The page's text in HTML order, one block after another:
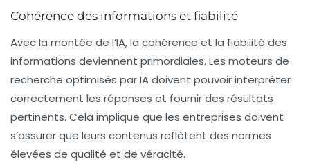
Cohérence des informations et fiabilité
Avec la montée de l’IA, la cohérence et la fiabilité des
informations deviennent primordiales. Les moteurs de
recherche optimisés par IA doivent pouvoir interpréter
correctement les réponses et fournir des résultats
pertinents. Cela implique que les entreprises doivent
s’assurer que leurs contenus reflètent des normes
élevées de qualité et de véracité.